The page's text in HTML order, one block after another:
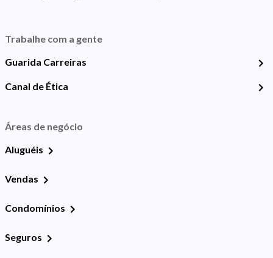
Trabalhe com a gente
Guarida Carreiras
Canal de Ética
Áreas de negócio
Aluguéis
Vendas
Condomínios
Seguros